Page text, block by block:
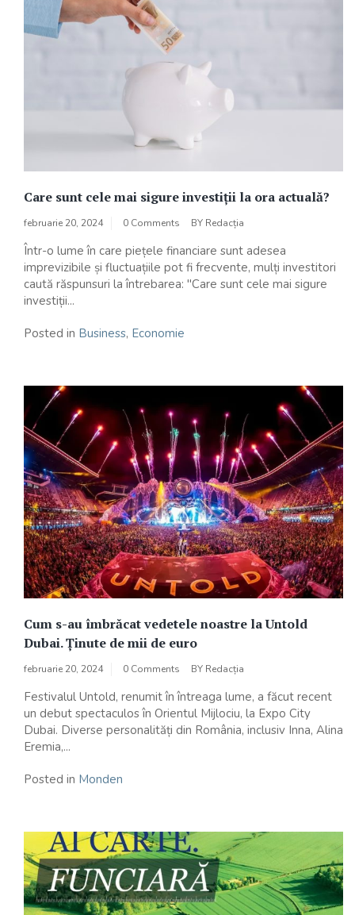
Care sunt cele mai sigure investiții la ora actuală?
februarie 20, 2024 0 Comments BY Redacția
Într-o lume în care piețele financiare sunt adesea
imprevizibile și fluctuațiile pot fi frecvente, mulți investitori
caută răspunsuri la întrebarea: "Care sunt cele mai sigure
investiții...
Posted in Business, Economie
Cum s-au îmbrăcat vedetele noastre la Untold
Dubai. Ținute de mii de euro
februarie 20, 2024 0 Comments BY Redacția
Festivalul Untold, renumit în întreaga lume, a făcut recent
un debut spectaculos în Orientul Mijlociu, la Expo City
Dubai. Diverse personalități din România, inclusiv Inna, Alina
Eremia,...
Posted in Monden